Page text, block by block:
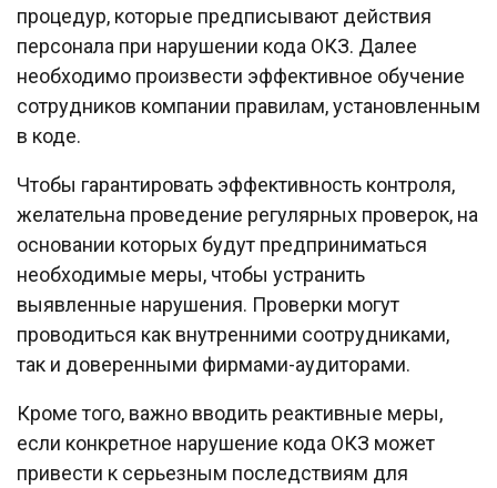
процедур, которые предписывают действия
персонала при нарушении кода ОКЗ. Далее
необходимо произвести эффективное обучение
сотрудников компании правилам, установленным
в коде.
Чтобы гарантировать эффективность контроля,
желательна проведение регулярных проверок, на
основании которых будут предприниматься
необходимые меры, чтобы устранить
выявленные нарушения. Проверки могут
проводиться как внутренними соотрудниками,
так и доверенными фирмами-аудиторами.
Кроме того, важно вводить реактивные меры,
если конкретное нарушение кода ОКЗ может
привести к серьезным последствиям для